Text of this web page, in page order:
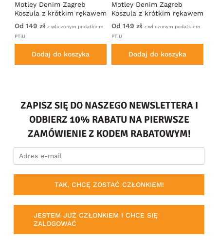
Motley Denim Zagreb
Koszula z krótkim rękawem
Czarny
Od 149 zł z wliczonym podatkiem
PTiU
Dodaj do koszyka
Motley Denim Zagreb
Koszula z krótkim rękawem
Antracytowy
Od 149 zł z wliczonym podatkiem
PTiU
Dodaj do koszyka
ZAPISZ SIĘ DO NASZEGO NEWSLETTERA I
ODBIERZ 10% RABATU NA PIERWSZE
ZAMÓWIENIE Z KODEM RABATOWYM!
TAK, CHCĘ ZOSTAĆ CZŁONKIEM!
JESTEM JUŻ CZŁONKIEM I CHCE SIĘ
ZALOGOWAĆ